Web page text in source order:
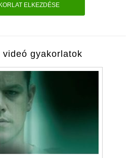
ELKEZDÉSE
videó gyakorlatok